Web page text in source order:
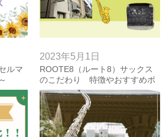
ルマ
2023年5月1日
ROOTE8（ルート8）サックス
のこだわり 特徴やおすすめポ
イントをまとめてみました。